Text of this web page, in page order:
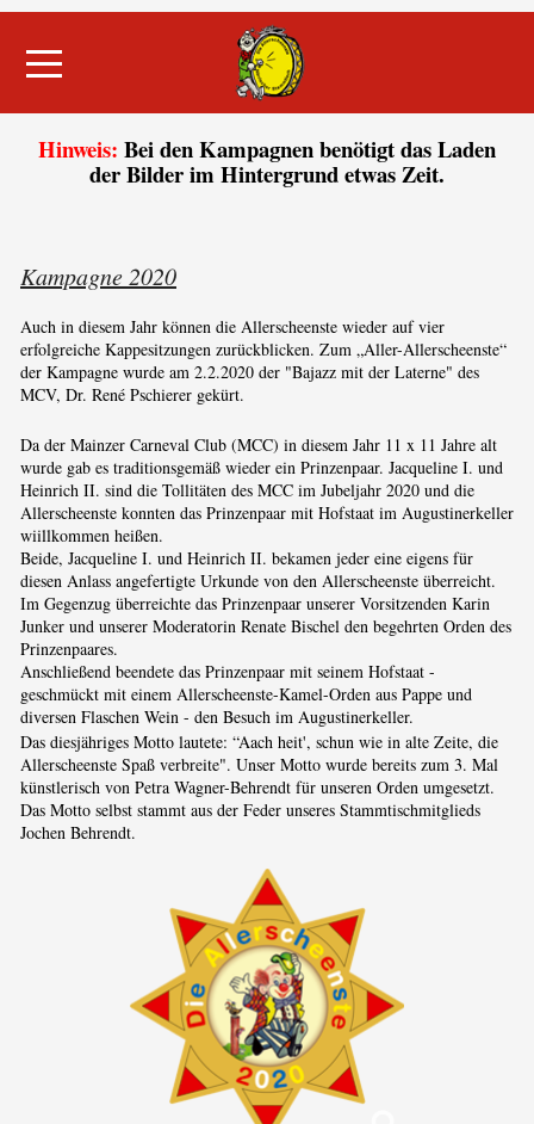
Mobile Menu Toggle
Hinweis: Bei den Kampagnen benötigt das Laden
der Bilder im Hintergrund etwas Zeit.
Kampagne 2020
Auch in diesem Jahr können die Allerscheenste wieder auf vier
erfolgreiche Kappesitzungen zurückblicken. Zum „Aller-Allerscheenste“
der Kampagne wurde am 2.2.2020 der "Bajazz mit der Laterne" des
MCV, Dr. René Pschierer gekürt.
Da der Mainzer Carneval Club (MCC) in diesem Jahr 11 x 11 Jahre alt
wurde gab es traditionsgemäß wieder ein Prinzenpaar. Jacqueline I. und
Heinrich II. sind die Tollitäten des MCC im Jubeljahr 2020 und die
Allerscheenste konnten das Prinzenpaar mit Hofstaat im Augustinerkeller
wiillkommen heißen.
Beide, Jacqueline I. und Heinrich II. bekamen jeder eine eigens für
diesen Anlass angefertigte Urkunde von den Allerscheenste überreicht.
Im Gegenzug überreichte das Prinzenpaar unserer Vorsitzenden Karin
Junker und unserer Moderatorin Renate Bischel den begehrten Orden des
Prinzenpaares.
Anschließend beendete das Prinzenpaar mit seinem Hofstaat -
geschmückt mit einem Allerscheenste-Kamel-Orden aus Pappe und
diversen Flaschen Wein - den Besuch im Augustinerkeller.
Das diesjähriges Motto lautete: “Aach heit', schun wie in alte Zeite, die
Allerscheenste Spaß verbreite". Unser Motto wurde bereits zum 3. Mal
künstlerisch von Petra Wagner-Behrendt für unseren Orden umgesetzt.
Das Motto selbst stammt aus der Feder unseres Stammtischmitglieds
Jochen Behrendt.